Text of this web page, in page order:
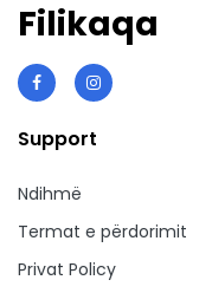
Filikaqa
Support
Ndihmë
Termat e përdorimit
Privat Policy